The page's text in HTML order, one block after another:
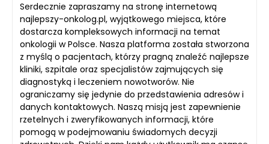
Serdecznie zapraszamy na stronę internetową
najlepszy-onkolog.pl, wyjątkowego miejsca, które
dostarcza kompleksowych informacji na temat
onkologii w Polsce. Nasza platforma została stworzona
z myślą o pacjentach, którzy pragną znaleźć najlepsze
kliniki, szpitale oraz specjalistów zajmujących się
diagnostyką i leczeniem nowotworów. Nie
ograniczamy się jedynie do przedstawienia adresów i
danych kontaktowych. Naszą misją jest zapewnienie
rzetelnych i zweryfikowanych informacji, które
pomogą w podejmowaniu świadomych decyzji